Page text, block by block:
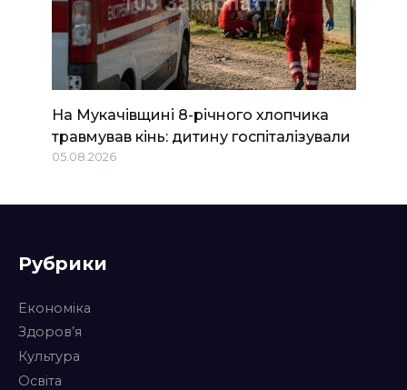
На Мукачівщині 8-річного хлопчика
травмував кінь: дитину госпіталізували
05.08.2026
Рубрики
Економіка
Здоров’я
Культура
Освіта